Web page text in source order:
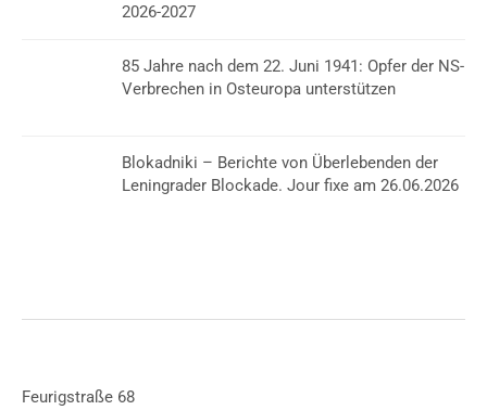
2026-2027
85 Jahre nach dem 22. Juni 1941: Opfer der NS-
Verbrechen in Osteuropa unterstützen
Blokadniki – Berichte von Überlebenden der
Leningrader Blockade. Jour fixe am 26.06.2026
Feurigstraße 68